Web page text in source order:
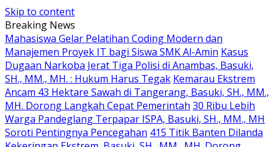
Skip to content
Breaking News
Mahasiswa Gelar Pelatihan Coding Modern dan
Manajemen Proyek IT bagi Siswa SMK Al-Amin Kasus
Dugaan Narkoba Jerat Tiga Polisi di Anambas, Basuki,
SH., MM., MH. : Hukum Harus Tegak Kemarau Ekstrem
Ancam 43 Hektare Sawah di Tangerang, Basuki, SH., MM.,
MH. Dorong Langkah Cepat Pemerintah 30 Ribu Lebih
Warga Pandeglang Terpapar ISPA, Basuki, SH., MM., MH
Soroti Pentingnya Pencegahan 415 Titik Banten Dilanda